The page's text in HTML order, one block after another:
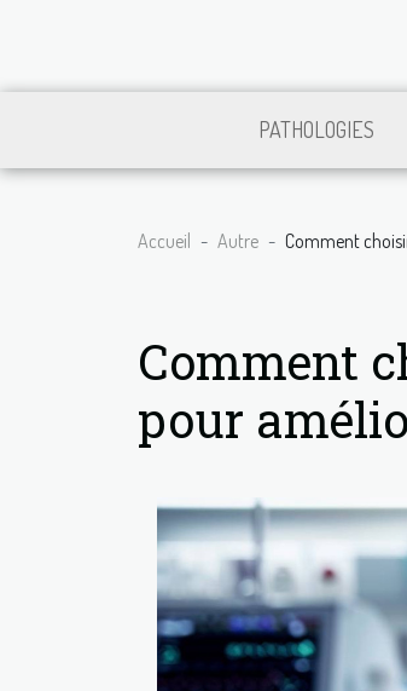
PATHOLOGIES
Accueil Autre Comment
Comment
pour